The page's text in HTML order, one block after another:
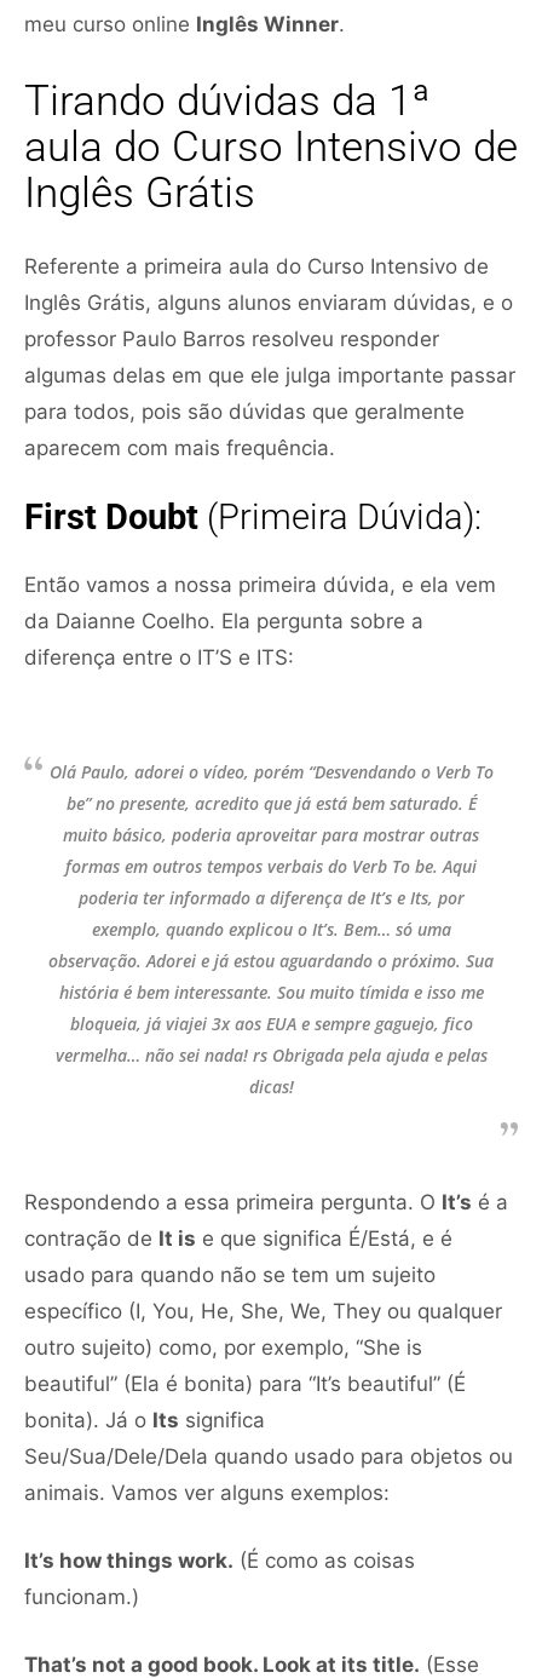
meu curso online Inglês Winner.
Tirando dúvidas da 1ª
aula do Curso Intensivo de
Inglês Grátis
Referente a primeira aula do Curso Intensivo de
Inglês Grátis, alguns alunos enviaram dúvidas, e o
professor Paulo Barros resolveu responder
algumas delas em que ele julga importante passar
para todos, pois são dúvidas que geralmente
aparecem com mais frequência.
First Doubt (Primeira Dúvida):
Então vamos a nossa primeira dúvida, e ela vem
da Daianne Coelho. Ela pergunta sobre a
diferença entre o IT’S e ITS:
Olá Paulo, adorei o vídeo, porém “Desvendando o Verb To
be” no presente, acredito que já está bem saturado. É
muito básico, poderia aproveitar para mostrar outras
formas em outros tempos verbais do Verb To be. Aqui
poderia ter informado a diferença de It’s e Its, por
exemplo, quando explicou o It’s. Bem… só uma
observação. Adorei e já estou aguardando o próximo. Sua
história é bem interessante. Sou muito tímida e isso me
bloqueia, já viajei 3x aos EUA e sempre gaguejo, fico
vermelha… não sei nada! rs Obrigada pela ajuda e pelas
dicas!
Respondendo a essa primeira pergunta. O It’s é a
contração de It is e que significa É/Está, e é
usado para quando não se tem um sujeito
específico (I, You, He, She, We, They ou qualquer
outro sujeito) como, por exemplo, “She is
beautiful” (Ela é bonita) para “It’s beautiful” (É
bonita). Já o Its significa
Seu/Sua/Dele/Dela quando usado para objetos ou
animais. Vamos ver alguns exemplos:
It’s how things work. (É como as coisas
funcionam.)
That’s not a good book. Look at its title. (Esse